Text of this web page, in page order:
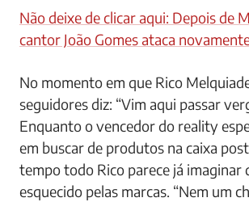
Não deixe de clicar aqui: Depois de
cantor João Gomes ataca
No momento em que Rico
seguidores diz: “Vim aqui passar
Enquanto o vencedor do reality
em buscar de produtos na caixa
tempo todo Rico parece já imaginar
esquecido pelas marcas. “Nem um